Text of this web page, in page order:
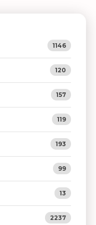
1146
120
157
119
193
99
13
2237